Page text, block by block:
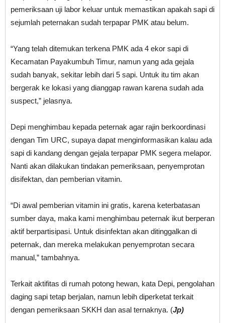
pemeriksaan uji labor keluar untuk memastikan apakah sapi di
sejumlah peternakan sudah terpapar PMK atau belum.
“Yang telah ditemukan terkena PMK ada 4 ekor sapi di
Kecamatan Payakumbuh Timur, namun yang ada gejala
sudah banyak, sekitar lebih dari 5 sapi. Untuk itu tim akan
bergerak ke lokasi yang dianggap rawan karena sudah ada
suspect,” jelasnya.
Depi menghimbau kepada peternak agar rajin berkoordinasi
dengan Tim URC, supaya dapat menginformasikan kalau ada
sapi di kandang dengan gejala terpapar PMK segera melapor.
Nanti akan dilakukan tindakan pemeriksaan, penyemprotan
disifektan, dan pemberian vitamin.
“Di awal pemberian vitamin ini gratis, karena keterbatasan
sumber daya, maka kami menghimbau peternak ikut berperan
aktif berpartisipasi. Untuk disinfektan akan ditinggalkan di
peternak, dan mereka melakukan penyemprotan secara
manual,” tambahnya.
Terkait aktifitas di rumah potong hewan, kata Depi, pengolahan
daging sapi tetap berjalan, namun lebih diperketat terkait
dengan pemeriksaan SKKH dan asal ternaknya. (Jp)